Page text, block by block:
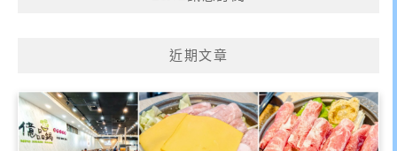
近期文章